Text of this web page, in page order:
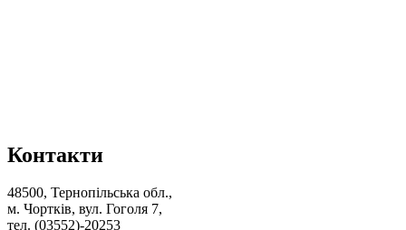
Контакти
48500, Тернопільська обл.,
м. Чортків, вул. Гоголя 7,
тел. (03552)-20253